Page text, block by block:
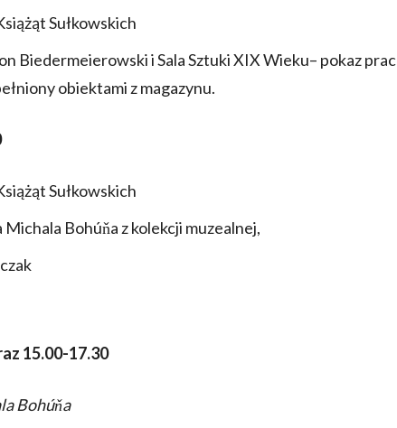
Sułkowskich
Biedermeierowski i Sala Sztuki XIX Wieku– pokaz prac
obiektami z magazynu.
Sułkowskich
Bohúňa z kolekcji muzealnej,
15.00-17.30
Bohúňa